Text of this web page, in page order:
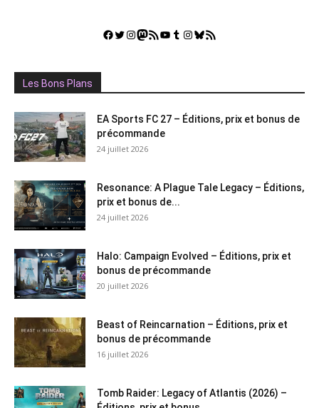
Facebook
Twitter
Instagram
Mastodon
Flux RSSYouTube
Tumblr
Instagram
Bluesky
GestGame
Les Bons Plans
EA Sports FC 27 – Éditions, prix et bonus de
précommande
24 juillet 2026
Resonance: A Plague Tale Legacy – Éditions,
prix et bonus de...
24 juillet 2026
Halo: Campaign Evolved – Éditions, prix et
bonus de précommande
20 juillet 2026
Beast of Reincarnation – Éditions, prix et
bonus de précommande
16 juillet 2026
Tomb Raider: Legacy of Atlantis (2026) –